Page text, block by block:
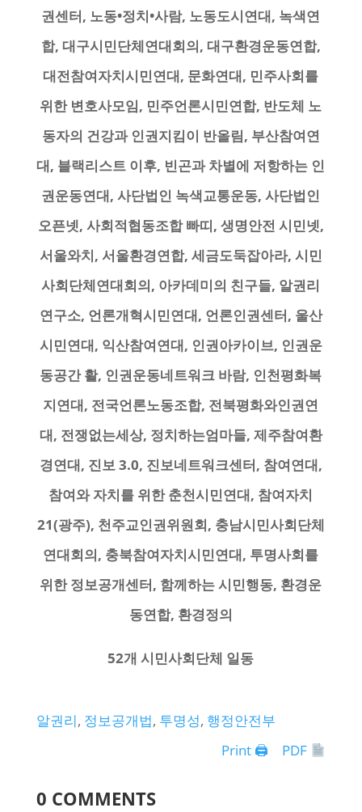
권센터, 노동•정치•사람, 노동도시연대, 녹색연
합, 대구시민단체연대회의, 대구환경운동연합,
대전참여자치시민연대, 문화연대, 민주사회를
위한 변호사모임, 민주언론시민연합, 반도체 노
동자의 건강과 인권지킴이 반올림, 부산참여연
대, 블랙리스트 이후, 빈곤과 차별에 저항하는 인
권운동연대, 사단법인 녹색교통운동, 사단법인
오픈넷, 사회적협동조합 빠띠, 생명안전 시민넷,
서울와치, 서울환경연합, 세금도둑잡아라, 시민
사회단체연대회의, 아카데미의 친구들, 알권리
연구소, 언론개혁시민연대, 언론인권센터, 울산
시민연대, 익산참여연대, 인권아카이브, 인권운
동공간 활, 인권운동네트워크 바람, 인천평화복
지연대, 전국언론노동조합, 전북평화와인권연
대, 전쟁없는세상, 정치하는엄마들, 제주참여환
경연대, 진보 3.0, 진보네트워크센터, 참여연대,
참여와 자치를 위한 춘천시민연대, 참여자치
21(광주), 천주교인권위원회, 충남시민사회단체
연대회의, 충북참여자치시민연대, 투명사회를
위한 정보공개센터, 함께하는 시민행동, 환경운
동연합, 환경정의
52개 시민사회단체 일동
알권리, 정보공개법, 투명성, 행정안전부
Print 🖨
PDF
0 COMMENTS